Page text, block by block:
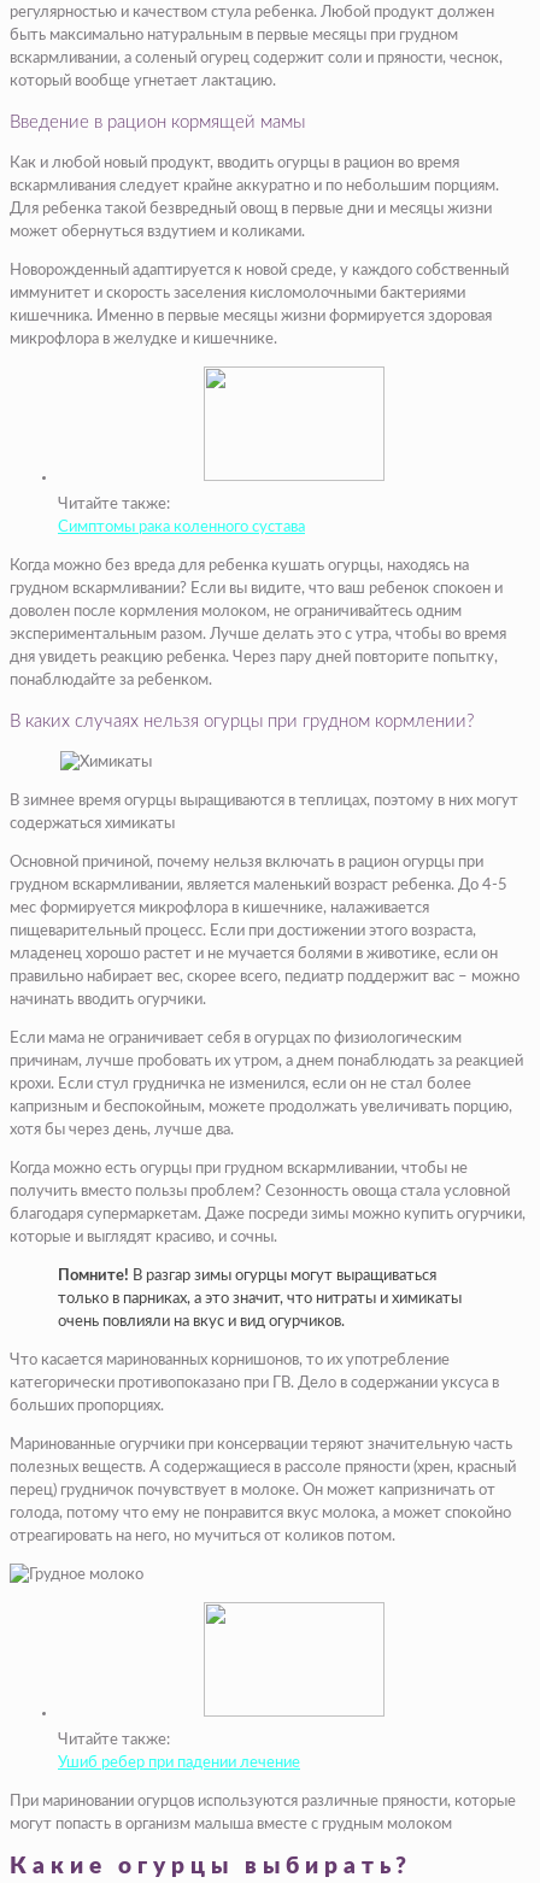
регулярностью и качеством стула ребенка. Любой продукт должен
быть максимально натуральным в первые месяцы при грудном
вскармливании, а соленый огурец содержит соли и пряности, чеснок,
который вообще угнетает лактацию.
Введение в рацион кормящей мамы
Как и любой новый продукт, вводить огурцы в рацион во время
вскармливания следует крайне аккуратно и по небольшим порциям.
Для ребенка такой безвредный овощ в первые дни и месяцы жизни
может обернуться вздутием и коликами.
Новорожденный адаптируется к новой среде, у каждого собственный
иммунитет и скорость заселения кисломолочными бактериями
кишечника. Именно в первые месяцы жизни формируется здоровая
микрофлора в желудке и кишечнике.
Читайте также:
Симптомы рака коленного сустава
Когда можно без вреда для ребенка кушать огурцы, находясь на
грудном вскармливании? Если вы видите, что ваш ребенок спокоен и
доволен после кормления молоком, не ограничивайтесь одним
экспериментальным разом. Лучше делать это с утра, чтобы во время
дня увидеть реакцию ребенка. Через пару дней повторите попытку,
понаблюдайте за ребенком.
В каких случаях нельзя огурцы при грудном кормлении?
В зимнее время огурцы выращиваются в теплицах, поэтому в них могут
содержаться химикаты
Основной причиной, почему нельзя включать в рацион огурцы при
грудном вскармливании, является маленький возраст ребенка. До 4-5
мес формируется микрофлора в кишечнике, налаживается
пищеварительный процесс. Если при достижении этого возраста,
младенец хорошо растет и не мучается болями в животике, если он
правильно набирает вес, скорее всего, педиатр поддержит вас – можно
начинать вводить огурчики.
Если мама не ограничивает себя в огурцах по физиологическим
причинам, лучше пробовать их утром, а днем понаблюдать за реакцией
крохи. Если стул грудничка не изменился, если он не стал более
капризным и беспокойным, можете продолжать увеличивать порцию,
хотя бы через день, лучше два.
Когда можно есть огурцы при грудном вскармливании, чтобы не
получить вместо пользы проблем? Сезонность овоща стала условной
благодаря супермаркетам. Даже посреди зимы можно купить огурчики,
которые и выглядят красиво, и сочны.
Помните! В разгар зимы огурцы могут выращиваться
только в парниках, а это значит, что нитраты и химикаты
очень повлияли на вкус и вид огурчиков.
Что касается маринованных корнишонов, то их употребление
категорически противопоказано при ГВ. Дело в содержании уксуса в
больших пропорциях.
Маринованные огурчики при консервации теряют значительную часть
полезных веществ. А содержащиеся в рассоле пряности (хрен, красный
перец) грудничок почувствует в молоке. Он может капризничать от
голода, потому что ему не понравится вкус молока, а может спокойно
отреагировать на него, но мучиться от коликов потом.
Читайте также:
Ушиб ребер при падении лечение
При мариновании огурцов используются различные пряности, которые
могут попасть в организм малыша вместе с грудным молоком
Какие огурцы выбирать?